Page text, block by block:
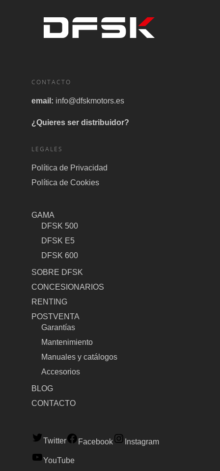
CONTACTO
email: info@dfskmotors.es
¿Quieres ser distribuidor?
LEGALES
Política de Privacidad
Política de Cookies
GAMA
DFSK 500
DFSK E5
DFSK 600
SOBRE DFSK
CONCESIONARIOS
RENTING
POSTVENTA
Garantías
Mantenimiento
Manuales y catálogos
Accesorios
BLOG
CONTACTO
Twitter Facebook Instagram
YouTube